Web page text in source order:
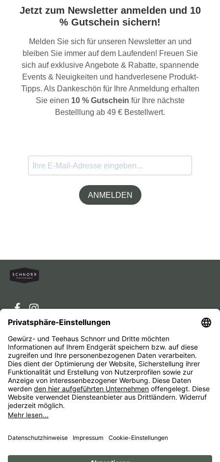
Jetzt zum Newsletter anmelden und 10
% Gutschein sichern!
Melden Sie sich für unseren Newsletter an und
bleiben Sie immer auf dem Laufenden! Freuen Sie
sich auf exklusive Angebote & Rabatte, spannende
Events & Neuigkeiten und handverlesene Produkt-
Tipps. Als Dankeschön für Ihre Anmeldung erhalten
Sie einen 10 % Gutschein für Ihre nächste
Bestelllung ab 49 € Bestellwert.
ANMELDEN
Service-Hotline
Service
Unternehmen
Alle Preise inkl. gesetzl. Mehrwertsteuer zzgl.
anders angegeben.
ImpressumAGBWiderrufsbelehrungenDatenschutz